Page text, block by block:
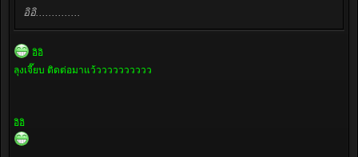
อิอิ..............
อิอิ
ลุงเจี๊ยบ ติดต่อมาแว้วววววววววว
อิอิ